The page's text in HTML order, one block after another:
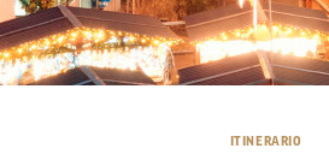
ITINERARIO